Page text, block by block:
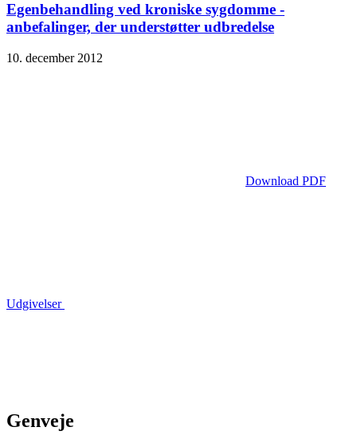
Egenbehandling ved kroniske sygdomme -
anbefalinger, der understøtter udbredelse
10. december 2012
Download PDF
Udgivelser
Genveje